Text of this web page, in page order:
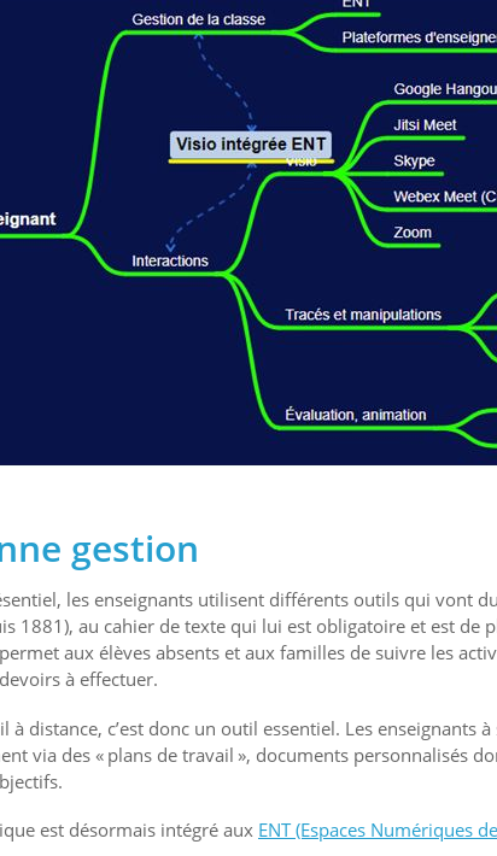
gestion
les enseignants utilisent différents outils qui vont
1881), au cahier de texte qui lui est obligatoire et est de
aux élèves absents et aux familles de suivre les
à effectuer.
distance, c’est donc un outil essentiel. Les enseignants à
via des « plans de travail », documents personnalisés
est désormais intégré aux ENT (Espaces Numériques